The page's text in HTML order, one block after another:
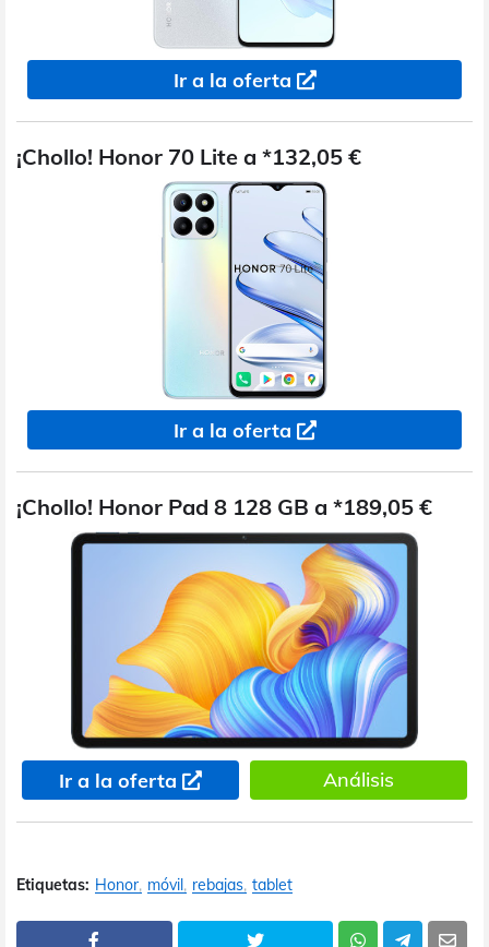
Ir a la oferta
¡Chollo! Honor 70 Lite a *132,05 €
Ir a la oferta
¡Chollo! Honor Pad 8 128 GB a *189,05 €
Ir a la oferta Análisis
Etiquetas: Honor móvil rebajas tablet